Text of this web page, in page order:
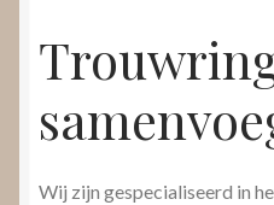
Wij zijn gespecialiseerd in